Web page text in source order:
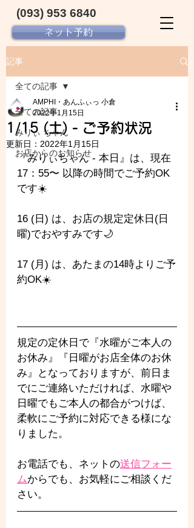
ネット予約
(093) 953 6840‬
記事
全ての記事
みりぃ ちゃん
お店からのお知らせ
全ての記事
1/15 (土) - ご予約状況
AMPHI・あんふぃっ 小倉
2022年1月15日
更新日： 2022年1月15日
『みりぃちゃん - 本日』は、現在
17：55〜 以降の時間でご予約OK
です☀️
16 (日) は、お店の規定定休日(日
曜)でおやすみです🌙
17 (月) は、あたまの14時よりご予
約OK☀️
規定の定休日で『水曜がご本人の
お休み』『日曜がお店全体のお休
み』となっておりますが、前日ま
でにご連絡いただければ、水曜や
日曜でもご本人の都合がつけば、
柔軟にご予約に対応できる様にな
りました。
お電話でも、ネットの送信フォー
ムからでも、お気軽にご相談くだ
さい。